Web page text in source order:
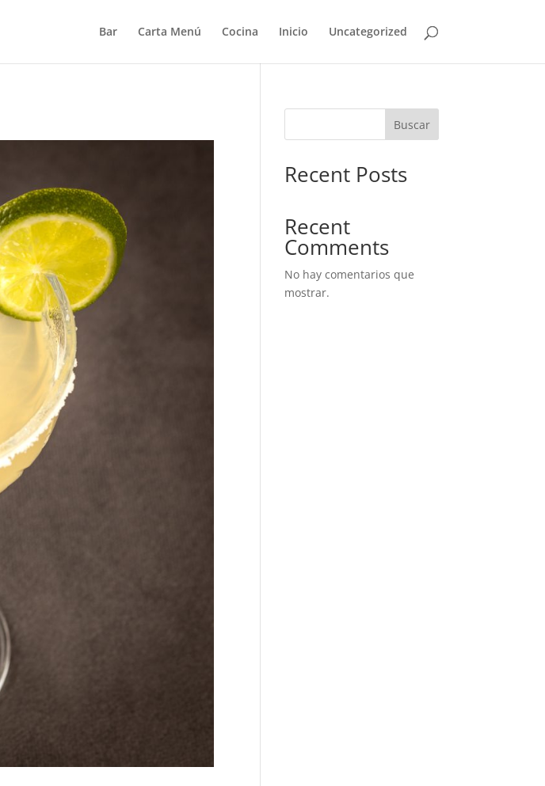
Bar Carta Menú Cocina Inicio Uncategorized
Buscar
Recent Posts
Recent
Comments
No hay comentarios que
mostrar.